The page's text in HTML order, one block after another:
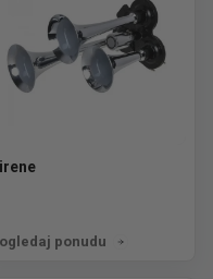
ponudu